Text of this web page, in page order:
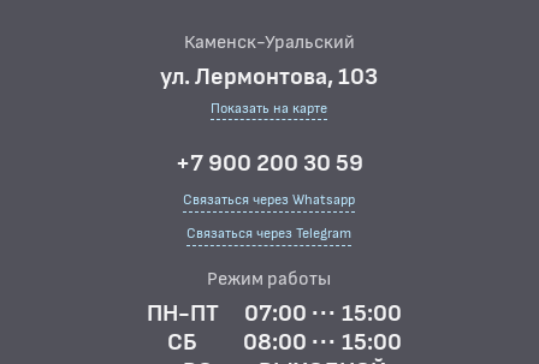
Костный метаболизм
Обследование печени
Обследование системы пищеварения
Сердечно-сосудистая система
КОАГУЛОЛОГИЧЕСКИЕ ИССЛЕДОВАНИЯ
ЛЕКАРСТВЕННЫЙ МОНИТОРИНГ
Каменск-Уральский
ул. Лермонтова, 103
Показать на карте
+7 900 200 30 59
Связаться через Whatsapp
Связаться через Telegram
Режим работы
ПН-ПТ
07:00 ··· 15:00
СБ
08:00 ··· 15:00